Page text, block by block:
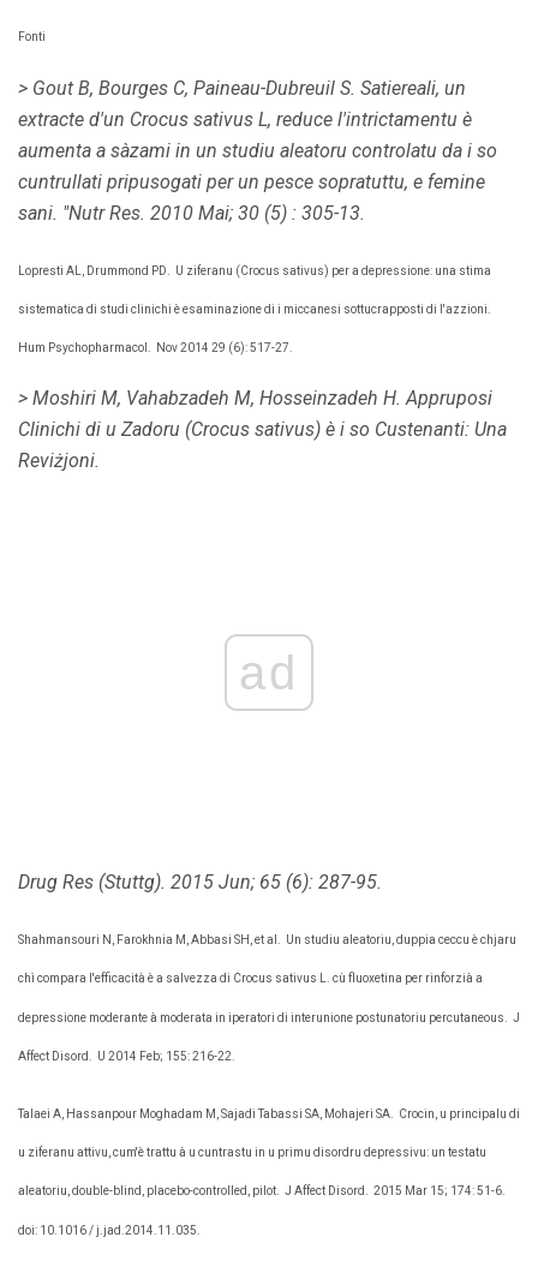
Fonti
> Gout B, Bourges C, Paineau-Dubreuil S. Satiereali, un
extracte d'un Crocus sativus L, reduce l'intrictamentu è
aumenta a sàzami in un studiu aleatoru controlatu da i so
cuntrullati pripusogati per un pesce sopratuttu, e femine
sani. "Nutr Res. 2010 Mai; 30 (5) : 305-13.
Lopresti AL, Drummond PD. U ziferanu (Crocus sativus) per a depressione: una stima
sistematica di studi clinichi è esaminazione di i miccanesi sottucrapposti di l'azzioni.
Hum Psychopharmacol. Nov 2014 29 (6): 517-27.
> Moshiri M, Vahabzadeh M, Hosseinzadeh H. Appruposi
Clinichi di u Zadoru (Crocus sativus) è i so Custenanti: Una
Reviżjoni.
ad
Drug Res (Stuttg). 2015 Jun; 65 (6): 287-95.
Shahmansouri N, Farokhnia M, Abbasi SH, et al. Un studiu aleatoriu, duppia ceccu è chjaru
chì compara l'efficacità è a salvezza di Crocus sativus L. cù fluoxetina per rinforzià a
depressione moderante à moderata in iperatori di interunione postunatoriu percutaneous. J
Affect Disord. U 2014 Feb; 155: 216-22.
Talaei A, Hassanpour Moghadam M, Sajadi Tabassi SA, Mohajeri SA. Crocin, u principalu di
u ziferanu attivu, cum'è trattu à u cuntrastu in u primu disordru depressivu: un testatu
aleatoriu, double-blind, placebo-controlled, pilot. J Affect Disord. 2015 Mar 15; 174: 51-6.
doi: 10.1016 / j.jad.2014.11.035.